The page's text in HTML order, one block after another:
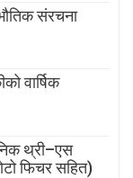
संरचना
वार्षिक
थ्री–एस
फिचर सहित)